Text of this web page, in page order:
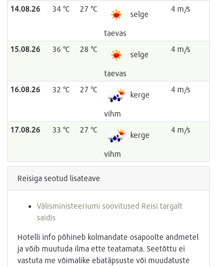
14.08.26 34 °C 27 °C
selge
taevas
4 m/s
15.08.26 36 °C 28 °C
selge
taevas
4 m/s
16.08.26 32 °C 27 °C
kerge
vihm
4 m/s
17.08.26 33 °C 27 °C
kerge
vihm
4 m/s
Reisiga seotud lisateave
Välisministeeriumi soovitused Reisi targalt
saidis
Hotelli info põhineb kolmandate osapoolte andmetel
ja võib muutuda ilma ette teatamata. Seetõttu ei
vastuta me võimalike ebatäpsuste või muudatuste